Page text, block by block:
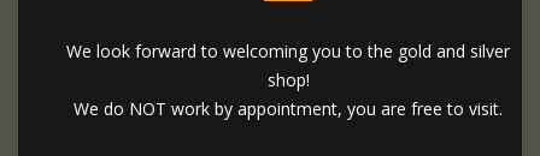
We look forward to welcoming you to the gold and silver
shop!
We do NOT work by appointment, you are free to visit.